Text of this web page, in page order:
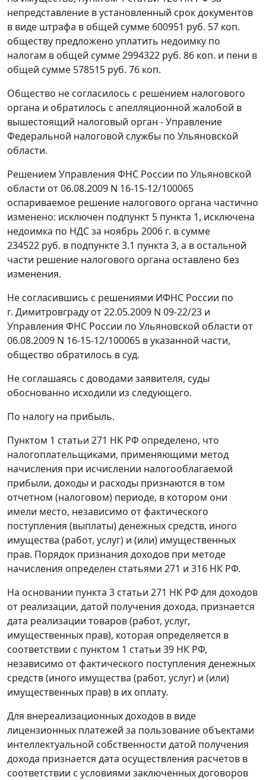
непредставление в установленный срок документов
в виде штрафа в общей сумме 600951 руб. 57 коп.
обществу предложено уплатить недоимку по
налогам в общей сумме 2994322 руб. 86 коп. и пени в
общей сумме 578515 руб. 76 коп.
Общество не согласилось с решением налогового
органа и обратилось с апелляционной жалобой в
вышестоящий налоговый орган - Управление
Федеральной налоговой службы по Ульяновской
области.
Решением Управления ФНС России по Ульяновской
области от 06.08.2009 N 16-15-12/100065
оспариваемое решение налогового органа частично
изменено: исключен подпункт 5 пункта 1, исключена
недоимка по НДС за ноябрь 2006 г. в сумме
234522 руб. в подпункте 3.1 пункта 3, а в остальной
части решение налогового органа оставлено без
изменения.
Не согласившись с решениями ИФНС России по
г. Димитровграду от 22.05.2009 N 09-22/23 и
Управления ФНС России по Ульяновской области от
06.08.2009 N 16-15-12/100065 в указанной части,
общество обратилось в суд.
Не соглашаясь с доводами заявителя, суды
обоснованно исходили из следующего.
По налогу на прибыль.
Пунктом 1 статьи 271 НК РФ определено, что
налогоплательщиками, применяющими метод
начисления при исчислении налогооблагаемой
прибыли, доходы и расходы признаются в том
отчетном (налоговом) периоде, в котором они
имели место, независимо от фактического
поступления (выплаты) денежных средств, иного
имущества (работ, услуг) и (или) имущественных
прав. Порядок признания доходов при методе
начисления определен статьями 271 и 316 НК РФ.
На основании пункта 3 статьи 271 НК РФ для доходов
от реализации, датой получения дохода, признается
дата реализации товаров (работ, услуг,
имущественных прав), которая определяется в
соответствии с пунктом 1 статьи 39 НК РФ,
независимо от фактического поступления денежных
средств (иного имущества (работ, услуг) и (или)
имущественных прав) в их оплату.
Для внереализационных доходов в виде
лицензионных платежей за пользование объектами
интеллектуальной собственности датой получения
дохода признается дата осуществления расчетов в
соответствии с условиями заключенных договоров